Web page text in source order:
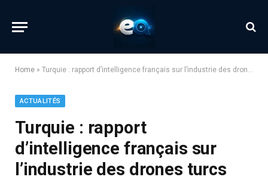
Home » Turquie : rapport d’intelligence français sur l’industrie des drones turcs
ACTUALITÉS
Turquie : rapport
d’intelligence français sur
l’industrie des drones turcs